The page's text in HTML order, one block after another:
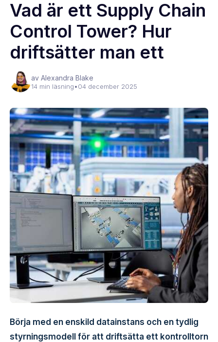
Vad är ett Supply Chain
Control Tower? Hur
driftsätter man ett
av Alexandra Blake
14 min läsning•04 december 2025
Börja med en enskild datainstans och en tydlig
styrningsmodell för att driftsätta ett kontrolltorn